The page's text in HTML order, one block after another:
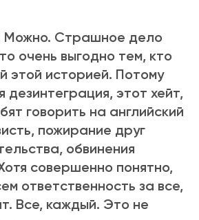
Можно. Страшное дело
очень выгодно тем, кто
этой историей. Потому
дезинтеграция, этот хейт,
говорить на английский
пожирание друг
обвинения
совершенно понятно,
ответственность за все,
Все, каждый. Это не